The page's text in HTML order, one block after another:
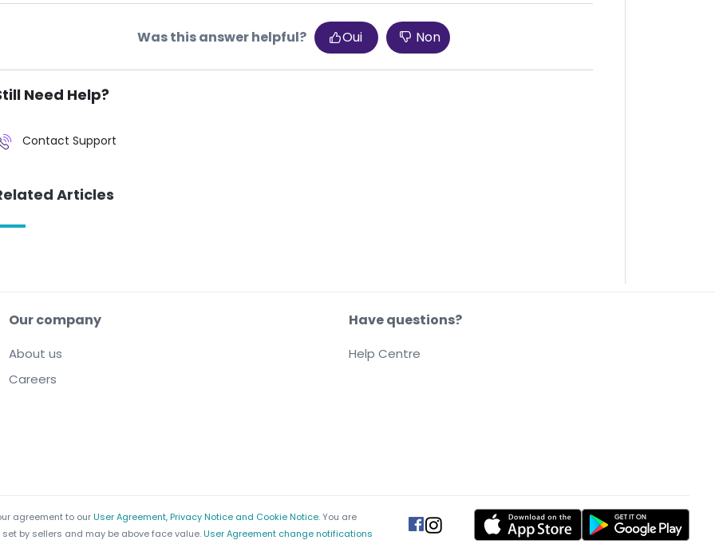
Was this answer helpful? Oui Non
Need Help?
Contact Support
Articles
Our company
About us
Careers
Have questions?
Help Centre
agreement to our User Agreement, Privacy Notice and Cookie Notice.You are
by sellers and may be above face value. User Agreement change notifications
.
. .